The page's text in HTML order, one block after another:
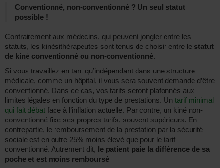
Conventionné, non-conventionné ? Un seul statut
possible !
Contrairement aux médecins, qui peuvent jongler entre les
statuts, les kinésithérapeutes sont tenus de choisir entre le statut
de kiné conventionné ou non-conventionné.
Si vous travaillez en tant qu’indépendant dans une structure
médicale, comme un hôpital, il vous sera souvent demandé d’être
conventionné. Dans ce cas, vos tarifs seront plafonnés aux
limites légales en fonction du type de prestations. Un tarif minimal
qui fait débat face à l’inflation actuelle. Par contre, un kiné non-
conventionné fixe ses propres tarifs, souvent supérieurs. En
contrepartie, le remboursement de la prestation par la sécurité
sociale est en outre 25% moins élevé que pour le tarif
conventionné. Autrement dit, le patient paie la différence de sa
poche et est moins remboursé.